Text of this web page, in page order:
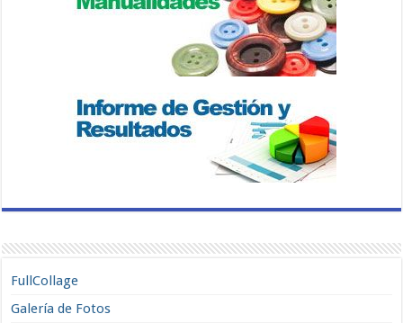
FullCollage
Galería de Fotos